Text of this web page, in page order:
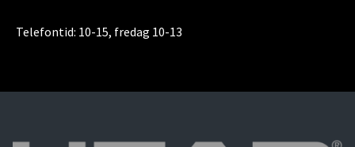
Telefontid: 10-15, fredag 10-13